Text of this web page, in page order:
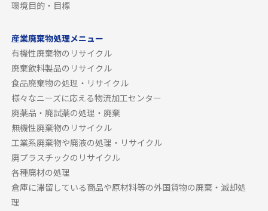
環境目的・目標
産業廃棄物処理メニュー
有機性廃棄物のリサイクル
廃棄飲料製品のリサイクル
食品廃棄物の処理・リサイクル
様々なニーズに応える物流加工センター
廃薬品・廃試薬の処理・廃棄
無機性廃棄物のリサイクル
工業系廃棄物や廃液の処理・リサイクル
廃プラスチックのリサイクル
各種廃材の処理
倉庫に滞留している商品や原材料等の外国貨物の廃棄・滅却処
理